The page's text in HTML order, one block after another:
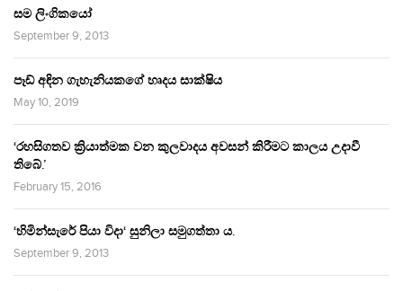
සම ලිංගිකයෝ
September 9, 2013
පෑඩ් අඳින ගැහැනියකගේ හෘදය සාක්ෂිය
May 10, 2019
‘රහසිගතව ක්‍රියාත්මක වන කුලවාදය අවසන් කිරීමට කාලය උදාවී
තිබේ.’
February 15, 2016
‘හිමින්සැරේ පියා විදා‘ සුනිලා සමුගත්තා ය.
September 9, 2013